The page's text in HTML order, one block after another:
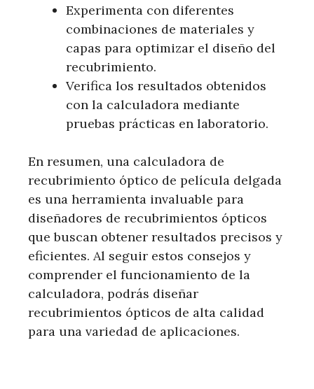
Experimenta con diferentes
combinaciones de materiales y
capas para optimizar el diseño del
recubrimiento.
Verifica los resultados obtenidos
con la calculadora mediante
pruebas prácticas en laboratorio.
En resumen, una calculadora de
recubrimiento óptico de película delgada
es una herramienta invaluable para
diseñadores de recubrimientos ópticos
que buscan obtener resultados precisos y
eficientes. Al seguir estos consejos y
comprender el funcionamiento de la
calculadora, podrás diseñar
recubrimientos ópticos de alta calidad
para una variedad de aplicaciones.